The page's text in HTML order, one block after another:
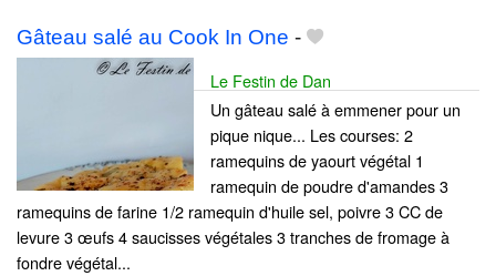
Gâteau salé au Cook In One -
Le Festin de Dan
Un gâteau salé à emmener pour un
pique nique... Les courses: 2
ramequins de yaourt végétal 1
ramequin de poudre d'amandes 3
ramequins de farine 1/2 ramequin d'huile sel, poivre 3 CC de
levure 3 œufs 4 saucisses végétales 3 tranches de fromage à
fondre végétal...